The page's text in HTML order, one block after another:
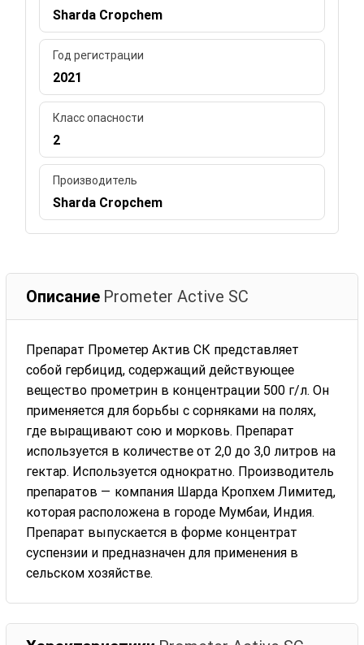
Sharda Cropchem
Год регистрации
2021
Класс опасности
2
Производитель
Sharda Cropchem
Описание Prometer Active SC
Препарат Прометер Актив СК представляет
собой гербицид, содержащий действующее
вещество прометрин в концентрации 500 г/л. Он
применяется для борьбы с сорняками на полях,
где выращивают сою и морковь. Препарат
используется в количестве от 2,0 до 3,0 литров на
гектар. Используется однократно. Производитель
препаратов — компания Шарда Кропхем Лимитед,
которая расположена в городе Мумбаи, Индия.
Препарат выпускается в форме концентрат
суспензии и предназначен для применения в
сельском хозяйстве.